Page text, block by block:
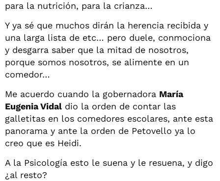
para la nutrición, para la crianza…
Y ya sé que muchos dirán la herencia recibida y
una larga lista de etc… pero duele, conmociona
y desgarra saber que la mitad de nosotros,
porque somos nosotros, se alimente en un
comedor…
Me acuerdo cuando la gobernadora María
Eugenia Vidal dio la orden de contar las
galletitas en los comedores escolares, ante esta
panorama y ante la orden de Petovello ya lo
creo que es Heidi.
A la Psicología esto le suena y le resuena, y digo
¿al resto?